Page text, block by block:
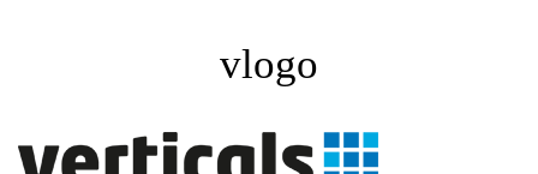
vlogo